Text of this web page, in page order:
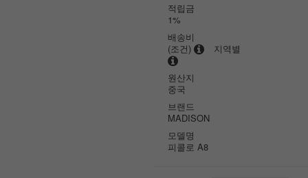
적립금
1%
배송비
(조건)
지역별
원산지
중국
브랜드
MADISON
모델명
피콜로 A8